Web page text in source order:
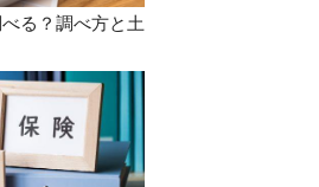
る？調べ方と土